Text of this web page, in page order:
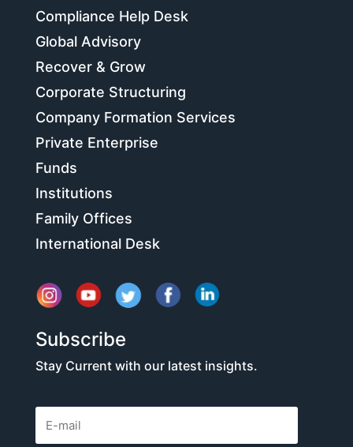
Compliance Help Desk
Global Advisory
Recover & Grow
Corporate Structuring
Company Formation Services
Private Enterprise
Funds
Institutions
Family Offices
International Desk
Subscribe
Stay Current with our latest insights.